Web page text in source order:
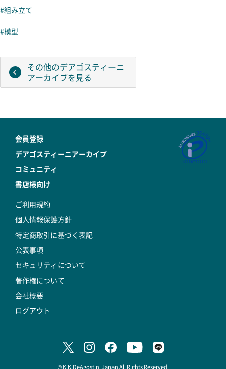
#組み立て
#模型
その他のデアゴスティーニ
アーカイブを見る
会員登録
デアゴスティーニアーカイブ
コミュニティ
書店様向け
ご利用規約
個人情報保護方針
特定商取引に基づく表記
公表事項
セキュリティについて
著作権について
会社概要
ログアウト
© K.K.DeAgostini Japan All Rights Reserved.